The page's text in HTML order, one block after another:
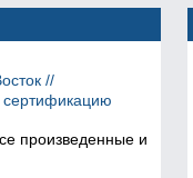
//
сертификацию
произведенные и